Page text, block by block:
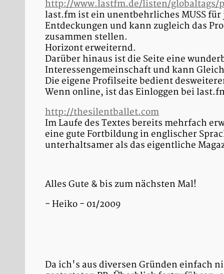
http://www.lastfm.de/listen/globaltags/
last.fm ist ein unentbehrliches MUSS
Entdeckungen und kann zugleich das
zusammen stellen.
Horizont erweiternd.
Darüber hinaus ist die Seite eine
Interessengemeinschaft und kann
Die eigene Profilseite bedient
Wenn online, ist das Einloggen bei
http://thesilentballet.com
Im Laufe des Textes bereits mehrfach
eine gute Fortbildung in englischer
unterhaltsamer als das eigentliche
Alles Gute & bis zum nächsten Mal!
- Heiko - 01/2009
Da ich's aus diversen Gründen einfach